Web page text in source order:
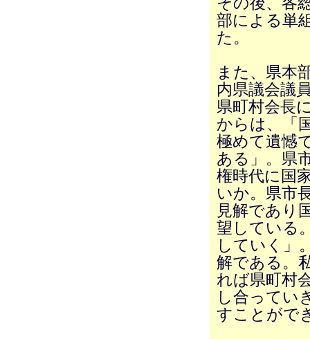
部による単
た。
また、県本
内県議会議
県町村会長
からは、「
極めて遺憾
ある」。県
権時代に国
いか。県市
見解であり
望している
していく」
解である。
れば県町村
し合ってい
すことがで